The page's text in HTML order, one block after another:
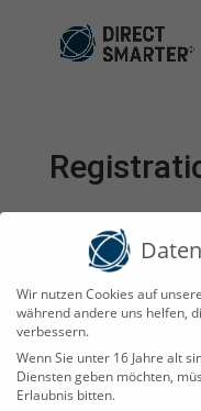
Direct-Smarter
Industriepark Str. A-9
39245 Gommern
Wir nutzen Cookies auf
während andere uns helfen,
verbessern.
Wenn Sie unter 16 Jahre alt
Diensten geben möchten,
Erlaubnis bitten.